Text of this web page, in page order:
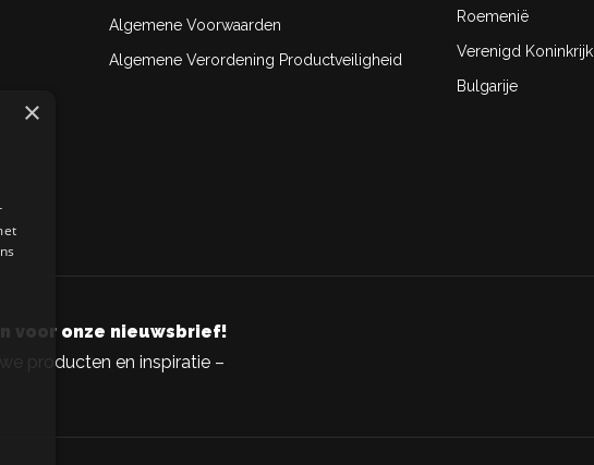
Algemene Voorwaarden
Algemene Verordening Productveiligheid
Roemenië
Verenigd Koninkrijk
Bulgarije
voor onze nieuwsbrief!
producten en inspiratie –
×